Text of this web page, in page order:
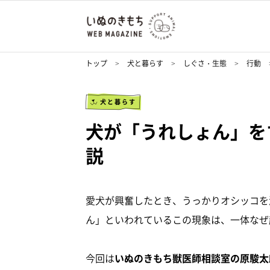
トップ 犬と暮らす しぐさ・生態 行動
犬と暮らす
犬が「うれしょん」
説
愛犬が興奮したとき、うっかりオシッコ
ん」といわれているこの現象は、一体な
今回はいぬのきもち獣医師相談室の原駿